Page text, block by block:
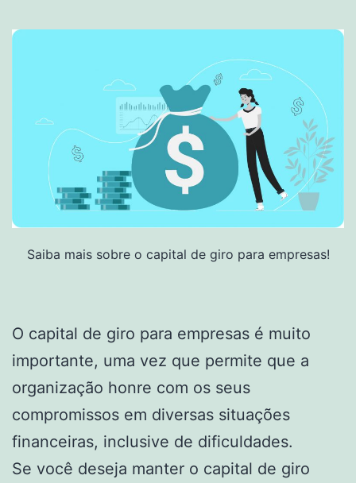
Saiba mais sobre o capital de giro para empresas!
O capital de giro para empresas é muito
importante, uma vez que permite que a
organização honre com os seus
compromissos em diversas situações
financeiras, inclusive de dificuldades.
Se você deseja manter o capital de giro